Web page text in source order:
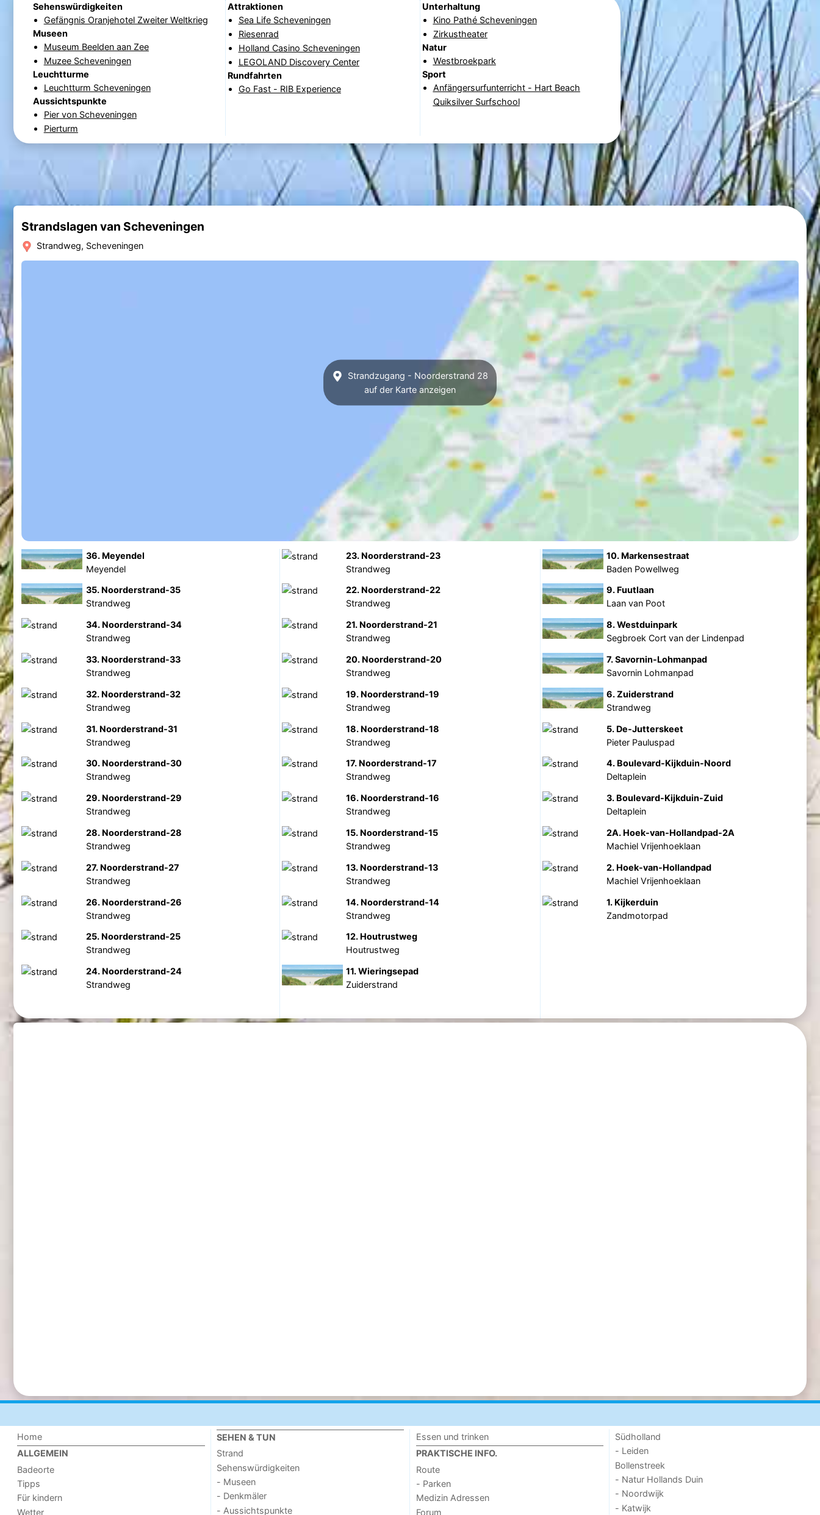
Sehenswürdigkeiten
Gefängnis Oranjehotel Zweiter Weltkrieg
Museen
Museum Beelden aan Zee
Muzee Scheveningen
Leuchtturme
Leuchtturm Scheveningen
Aussichtspunkte
Pier von Scheveningen
Pierturm
Attraktionen
Sea Life Scheveningen
Riesenrad
Holland Casino Scheveningen
LEGOLAND Discovery Center
Rundfahrten
Go Fast - RIB Experience
Unterhaltung
Kino Pathé Scheveningen
Zirkustheater
Natur
Westbroekpark
Sport
Anfängersurfunterricht - Hart Beach
Quiksilver Surfschool
Strandslagen van Scheveningen
Strandweg, Scheveningen
Strandzugang - Noorderstrand 28
auf der Karte anzeigen
36. Meyendel
Meyendel
35. Noorderstrand-35
Strandweg
34. Noorderstrand-34
Strandweg
33. Noorderstrand-33
Strandweg
32. Noorderstrand-32
Strandweg
31. Noorderstrand-31
Strandweg
30. Noorderstrand-30
Strandweg
29. Noorderstrand-29
Strandweg
28. Noorderstrand-28
Strandweg
27. Noorderstrand-27
Strandweg
26. Noorderstrand-26
Strandweg
25. Noorderstrand-25
Strandweg
24. Noorderstrand-24
Strandweg
23. Noorderstrand-23
Strandweg
22. Noorderstrand-22
Strandweg
21. Noorderstrand-21
Strandweg
20. Noorderstrand-20
Strandweg
19. Noorderstrand-19
Strandweg
18. Noorderstrand-18
Strandweg
17. Noorderstrand-17
Strandweg
16. Noorderstrand-16
Strandweg
15. Noorderstrand-15
Strandweg
13. Noorderstrand-13
Strandweg
14. Noorderstrand-14
Strandweg
12. Houtrustweg
Houtrustweg
11. Wieringsepad
Zuiderstrand
10. Markensestraat
Baden Powellweg
9. Fuutlaan
Laan van Poot
8. Westduinpark
Segbroek Cort van der Lindenpad
7. Savornin-Lohmanpad
Savornin Lohmanpad
6. Zuiderstrand
Strandweg
5. De-Jutterskeet
Pieter Pauluspad
4. Boulevard-Kijkduin-Noord
Deltaplein
3. Boulevard-Kijkduin-Zuid
Deltaplein
2A. Hoek-van-Hollandpad-2A
Machiel Vrijenhoeklaan
2. Hoek-van-Hollandpad
Machiel Vrijenhoeklaan
1. Kijkerduin
Zandmotorpad
Home
ALLGEMEIN
Badeorte
Tipps
Für kindern
Wetter
SEHEN & TUN
Strand
Sehenswürdigkeiten
- Museen
- Denkmäler
- Aussichtspunkte
Essen und trinken
PRAKTISCHE INFO.
Route
- Parken
Medizin Adressen
Forum
Südholland
- Leiden
Bollenstreek
- Natur Hollands Duin
- Noordwijk
- Katwijk